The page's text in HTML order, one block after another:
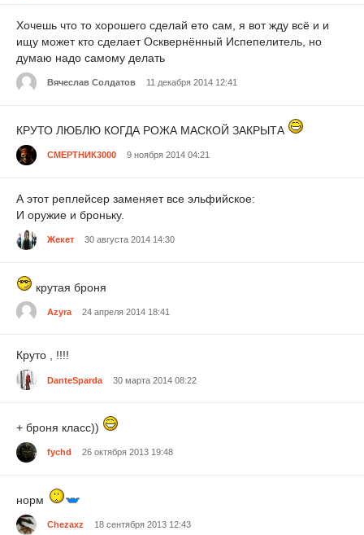
Хочешь что то хорошего сделай ето сам, я вот жду всё и и
ищу может кто сделает Осквернённый Испепелитель, но
думаю надо самому делать
Вячеслав Солдатов 11 декабря 2014 12:41
КРУТО ЛЮБЛЮ КОГДА РОЖА МАСКОЙ ЗАКРЫТА
СМЕРТНИК3000 9 ноября 2014 04:21
А этот реплейсер заменяет все эльфийское:
И оружие и броньку.
Жекет 30 августа 2014 14:30
крутая броня
Azyra 24 апреля 2014 18:41
Круто , !!!!
DanteSparda 30 марта 2014 08:22
+ броня класс))
fychd 26 октября 2013 19:48
норм
Chezaxz 18 сентября 2013 12:43